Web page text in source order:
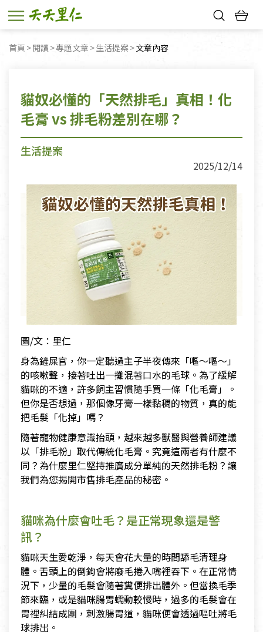
首頁 閱讀 專題文章 生活提案 目前頁面：
文章內容
貓奴必懂的「天然排毛」真相！化
毛膏 vs 排毛粉差別在哪？
生活提案
2025/12/14
圖/文：里仁
身為鏟屎官，你一定聽過主子半夜傳來「嘔～嘔～」
的咳嗽聲，接著吐出一攤混著口水的毛球。為了緩解
貓咪的不適，許多飼主習慣隨手買一條「化毛膏」。
但你是否想過，那個像牙膏一樣黏稠的物質，真的能
把毛髮「化掉」嗎？
隨著寵物健康意識抬頭，越來越多獸醫與營養師建議
以「排毛粉」取代傳統化毛膏。究竟這兩者有什麼不
同？為什麼里仁堅持推廣成分單純的天然排毛粉？讓
我們為您揭開市售排毛產品的秘密。
貓咪為什麼會吐毛？是正常現象還是警
訊？
貓咪天生愛乾淨，每天會花大量的時間舔毛清理身
體。舌頭上的倒鉤會將廢毛捲入嘴裡吞下。在正常情
況下，少量的毛髮會隨著糞便排出體外。但當換毛季
節來臨，或是貓咪腸胃蠕動較慢時，過多的毛髮會在
胃裡糾結成團，刺激腸胃道，貓咪便會透過嘔吐將毛
球排出。